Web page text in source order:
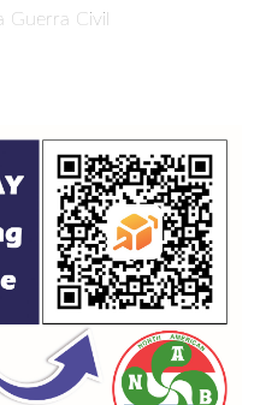
Guerra Civil